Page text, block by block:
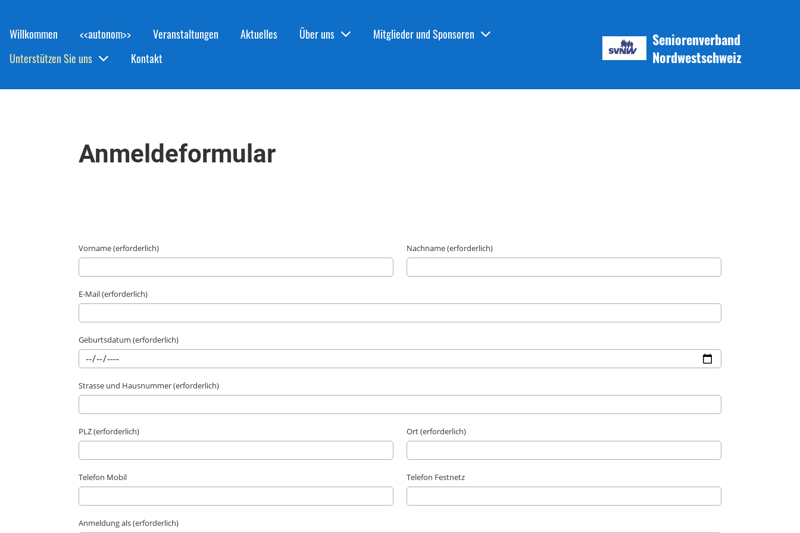
Willkommen <<autonom>> Veranstaltungen Aktuelles Über uns
Mitglieder und Sponsoren
Unterstützen Sie uns
Kontakt
Seniorenverband
Nordwestschweiz
Anmeldeformular
Vorname (erforderlich) Nachname (erforderlich)
E-Mail (erforderlich)
Geburtsdatum (erforderlich)
Strasse und Hausnummer (erforderlich)
PLZ (erforderlich) Ort (erforderlich)
Telefon Mobil Telefon Festnetz
Anmeldung als (erforderlich)